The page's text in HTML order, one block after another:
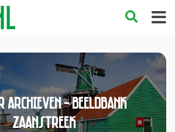
- Beeldbank
Zaanstreek